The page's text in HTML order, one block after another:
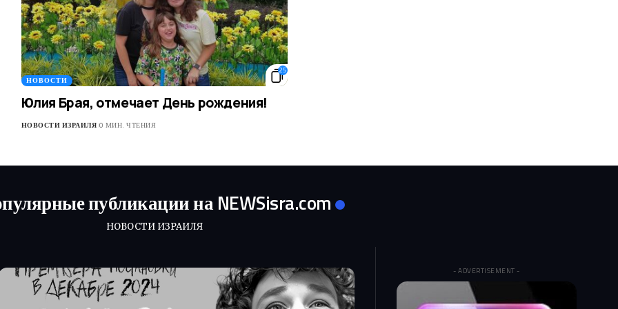
25
НОВОСТИ
Юлия Брая, отмечает День рождения!
НОВОСТИ ИЗРАИЛЯ 0 МИН. ЧТЕНИЯ
публикации на NEWSisra.com
НОВОСТИ ИЗРАИЛЯ
- ADVERTISEMENT -